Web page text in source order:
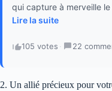
qui capture à merveille
Lire la suite
105 votes · 22
2. Un allié précieux pour